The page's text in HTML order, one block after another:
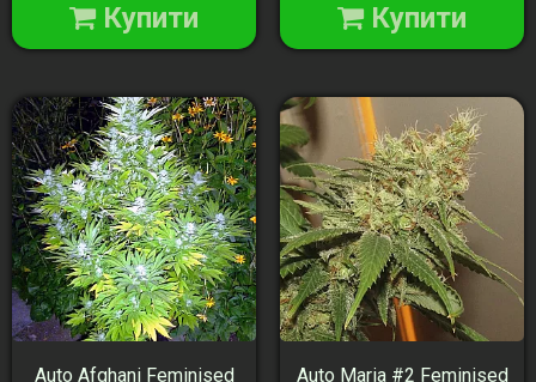
Купити Купити
Auto Afghani Feminised Auto Maria #2 Feminised